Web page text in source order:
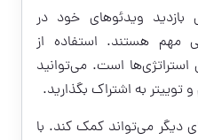
ویدئوهای خود در
مهم هستند. استفاده از
استراتژی‌ها است. می‌توانید
توییتر به اشتراک بگذارید.
دیگر می‌تواند کمک کند. با